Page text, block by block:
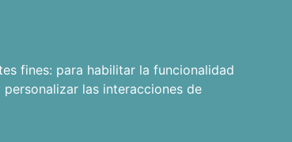
fines: para habilitar la funcionalidad
las interacciones de